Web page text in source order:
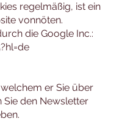
regelmäßig, ist ein
vonnöten.
die Google Inc.:
er Sie über
Sie den Newsletter